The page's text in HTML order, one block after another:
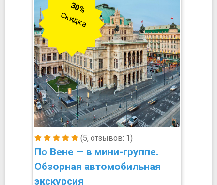
(5, отзывов: 1)
По Вене — в мини-группе.
Обзорная автомобильная
экскурсия
30%
Скидка